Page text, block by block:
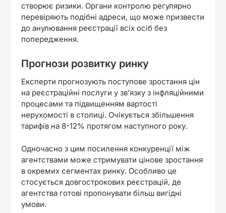
створює ризики. Органи контролю регулярно
перевіряють подібні адреси, що може призвести
до анулювання реєстрації всіх осіб без
попередження.
Прогнози розвитку ринку
Експерти прогнозують поступове зростання цін
на реєстраційні послуги у зв’язку з інфляційними
процесами та підвищенням вартості
нерухомості в столиці. Очікується збільшення
тарифів на 8-12% протягом наступного року.
Одночасно з цим посилення конкуренції між
агентствами може стримувати цінове зростання
в окремих сегментах ринку. Особливо це
стосується довгострокових реєстрацій, де
агентства готові пропонувати більш вигідні
умови.